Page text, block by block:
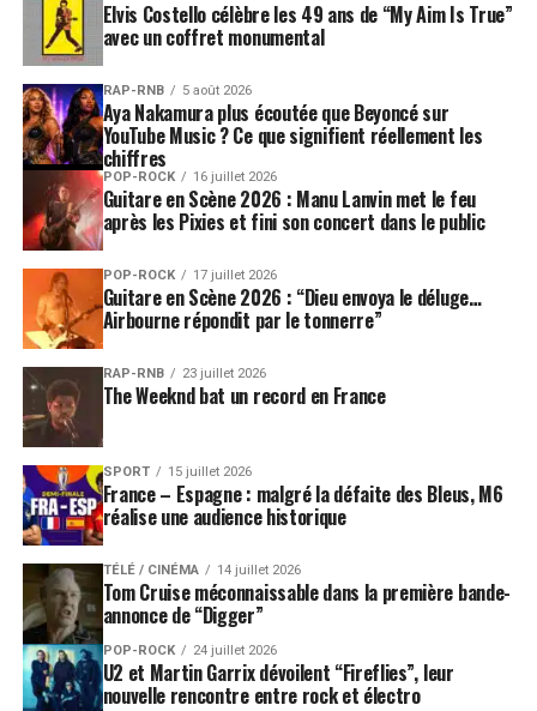
Elvis Costello célèbre les 49 ans de “My Aim Is True”
avec un coffret monumental
RAP-RNB 5 août 2026
Aya Nakamura plus écoutée que Beyoncé sur
YouTube Music ? Ce que signifient réellement les
chiffres
POP-ROCK 16 juillet 2026
Guitare en Scène 2026 : Manu Lanvin met le feu
après les Pixies et fini son concert dans le public
POP-ROCK 17 juillet 2026
Guitare en Scène 2026 : “Dieu envoya le déluge…
Airbourne répondit par le tonnerre”
RAP-RNB 23 juillet 2026
The Weeknd bat un record en France
SPORT 15 juillet 2026
France – Espagne : malgré la défaite des Bleus, M6
réalise une audience historique
TÉLÉ / CINÉMA 14 juillet 2026
Tom Cruise méconnaissable dans la première bande-
annonce de “Digger”
POP-ROCK 24 juillet 2026
U2 et Martin Garrix dévoilent “Fireflies”, leur
nouvelle rencontre entre rock et électro